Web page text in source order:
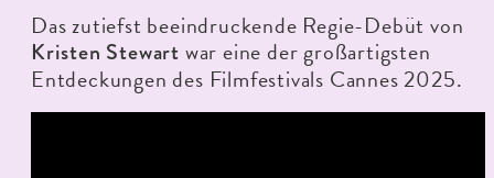
Das zutiefst beeindruckende Regie-Debüt von
Kristen Stewart war eine der großartigsten
Entdeckungen des Filmfestivals Cannes 2025.